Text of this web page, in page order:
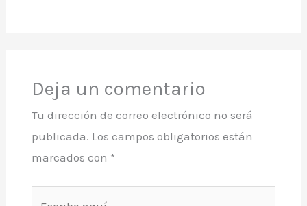
Deja un comentario
Tu dirección de correo electrónico no será
publicada. Los campos obligatorios están
marcados con *